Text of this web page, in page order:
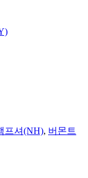
프셔(NH), 버몬트